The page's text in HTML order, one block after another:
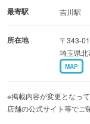
最寄駅 吉川駅
所在地
〒343-
埼玉県
MAP
※掲載内容が変更となっ
店舗の公式サイト等でご